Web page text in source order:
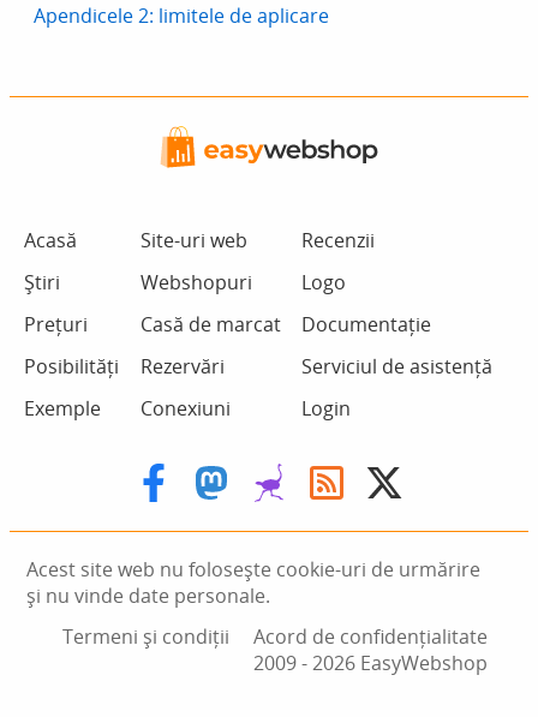
Apendicele 2: limitele de aplicare
Acasă
Știri
Prețuri
Posibilități
Exemple
Site-uri web
Webshopuri
Casă de marcat
Rezervări
Conexiuni
Recenzii
Logo
Documentație
Serviciul de asistență
Login
Acest site web nu folosește cookie-uri de urmărire
și nu vinde date personale.
Termeni și condiții
Acord de confidențialitate
2009 ‑ 2026 EasyWebshop